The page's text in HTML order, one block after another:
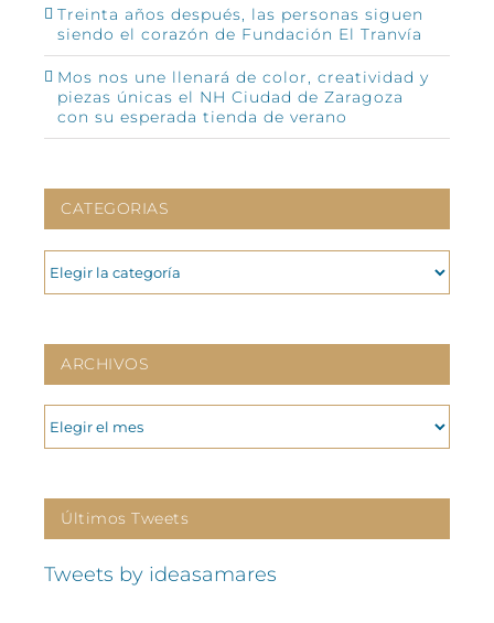
Treinta años después, las personas siguen
siendo el corazón de Fundación El Tranvía
Mos nos une llenará de color, creatividad y
piezas únicas el NH Ciudad de Zaragoza
con su esperada tienda de verano
CATEGORIAS
CATEGORIAS
ARCHIVOS
ARCHIVOS
Últimos Tweets
Tweets by ideasamares